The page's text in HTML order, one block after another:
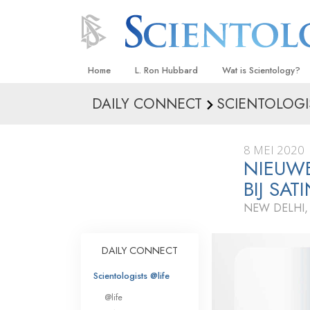
Home L. Ron Hubbard Wat is Scientology?
Overtuigingen &
Wat scientologen
Scientology
Maak kennis met
De
Een Inleiding tot
DAILY CONNECT
8 MEI 2020
BIJ
NEW
DAILY CONNECT
Scientologists @life
@life